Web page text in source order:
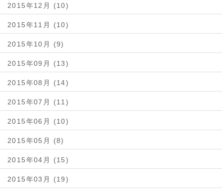
2015年12月 (10)
2015年11月 (10)
2015年10月 (9)
2015年09月 (13)
2015年08月 (14)
2015年07月 (11)
2015年06月 (10)
2015年05月 (8)
2015年04月 (15)
2015年03月 (19)